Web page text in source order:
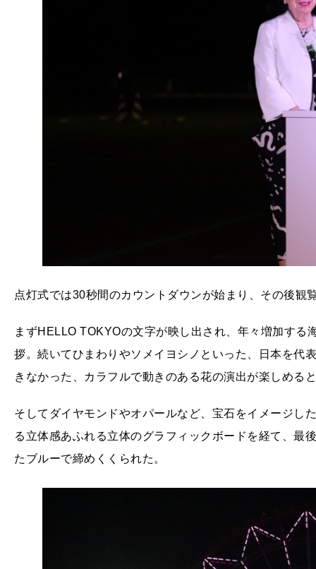
点灯式では30秒間のカウントダウンが始まり、その後観
まずHELLO TOKYOの文字が映し出され、年々増加する
拶。続いてひまわりやソメイヨシノといった、日本を代
きなかった、カラフルで動きのある花の演出が楽しめる
そしてダイヤモンドやオパールなど、宝石をイメージし
る立体感あふれる立体のグラフィックボードを経て、最
たブルーで締めくくられた。